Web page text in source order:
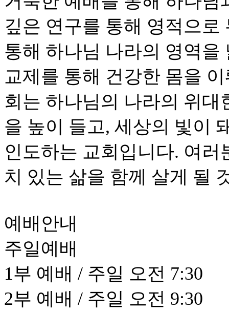
깊은 연구를 통해 영적으
통해 하나님 나라의 영역
교제를 통해 건강한 몸을
회는 하나님의 나라의 위
을 높이 들고, 세상의 빛이
인도하는 교회입니다. 여
치 있는 삶을 함께 살게 될
예배안내
주일예배
1부 예배 / 주일 오전 7:30
2부 예배 / 주일 오전 9:30